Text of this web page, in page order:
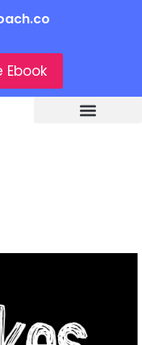
Ebook